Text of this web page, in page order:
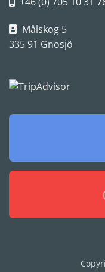
Målskog 5
335 91 Gnosjö